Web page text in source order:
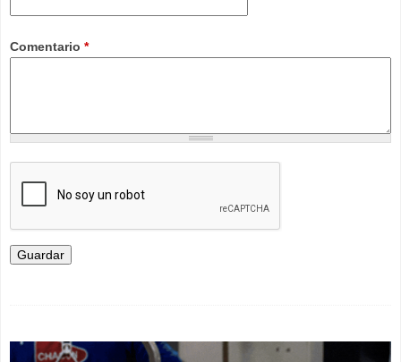
Comentario *